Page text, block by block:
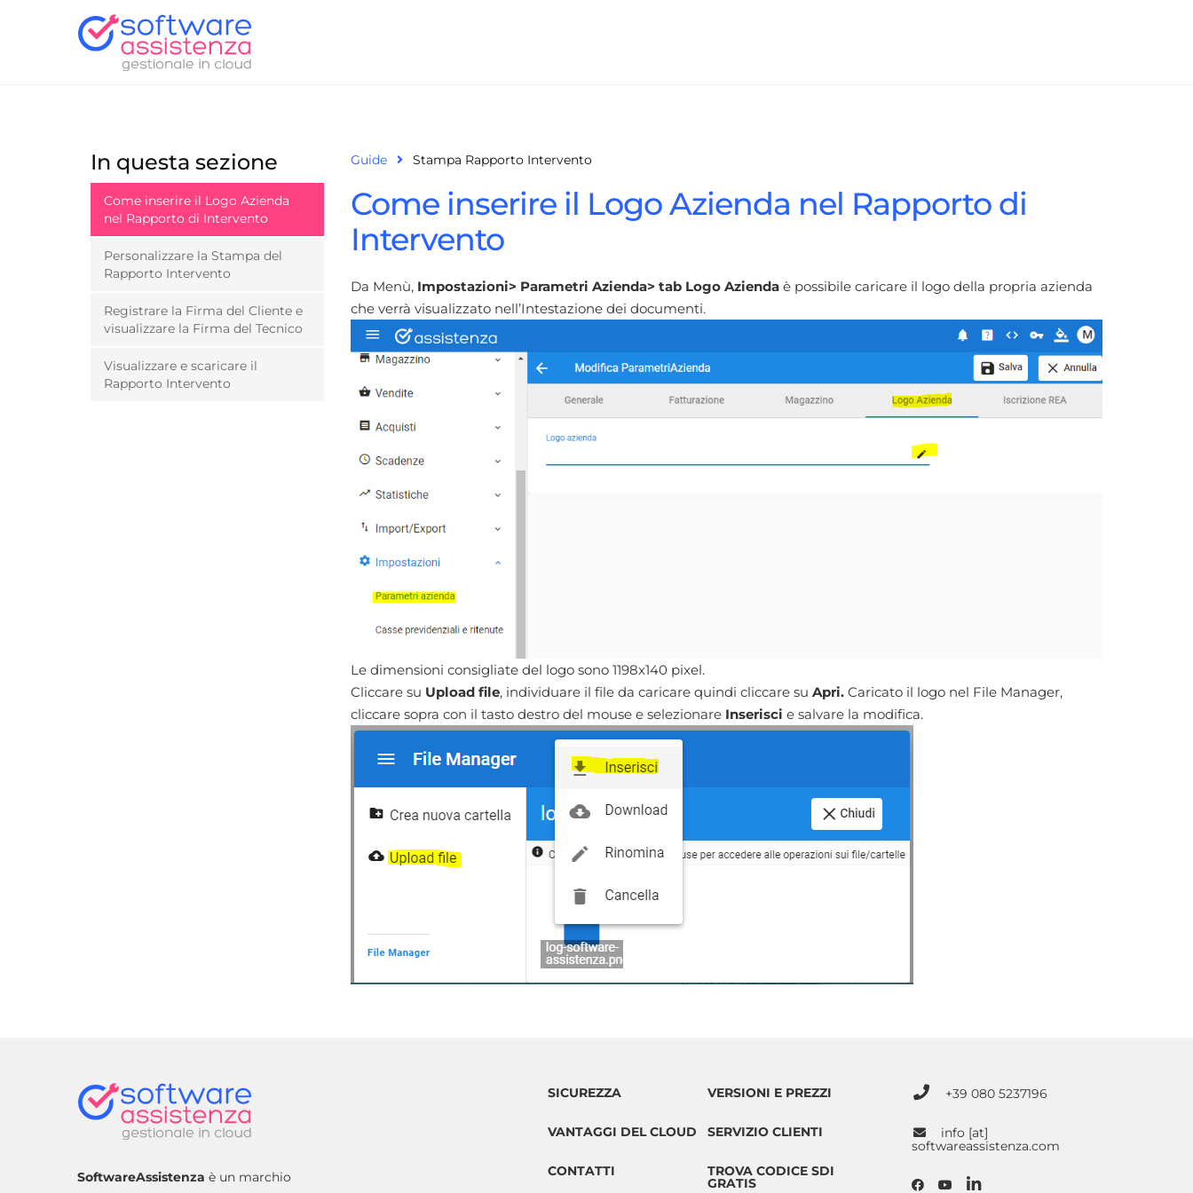
Guide Stampa Rapporto Intervento
Come inserire il Logo Azienda nel Rapporto di
Intervento
Da Menù, Impostazioni> Parametri Azienda> tab Logo Aziendaè possibile caricare il logo della propria azienda
che verrà visualizzato nell’Intestazione dei documenti.
Le dimensioni consigliate del logo sono 1198x140 pixel.
Cliccare su Upload file, individuare il file da caricare quindi cliccare su Apri. Caricato il logo nel File Manager,
cliccare sopra con il tasto destro del mouse e selezionare Inserisci e salvare la modifica.
In questa sezione
Come inserire il Logo Azienda
nel Rapporto di Intervento
Personalizzare la Stampa del
Rapporto Intervento
Registrare la Firma del Cliente e
visualizzare la Firma del Tecnico
Visualizzare e scaricare il
Rapporto Intervento
SoftwareAssistenza è un marchio
SICUREZZA VERSIONI E PREZZI
VANTAGGI DEL CLOUD SERVIZIO CLIENTI
CONTATTI TROVA CODICE SDI
GRATIS
+39 080 5237196
info [at]
softwareassistenza.com